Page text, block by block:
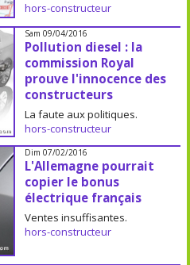
hors-constructeur
Sam 09/04/2016
Pollution diesel : la
commission Royal
prouve l'innocence des
constructeurs
La faute aux politiques.
hors-constructeur
Dim 07/02/2016
L'Allemagne pourrait
copier le bonus
électrique français
Ventes insuffisantes.
hors-constructeur